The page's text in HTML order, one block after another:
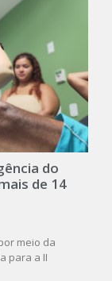
do
de 14
meio da
para a II